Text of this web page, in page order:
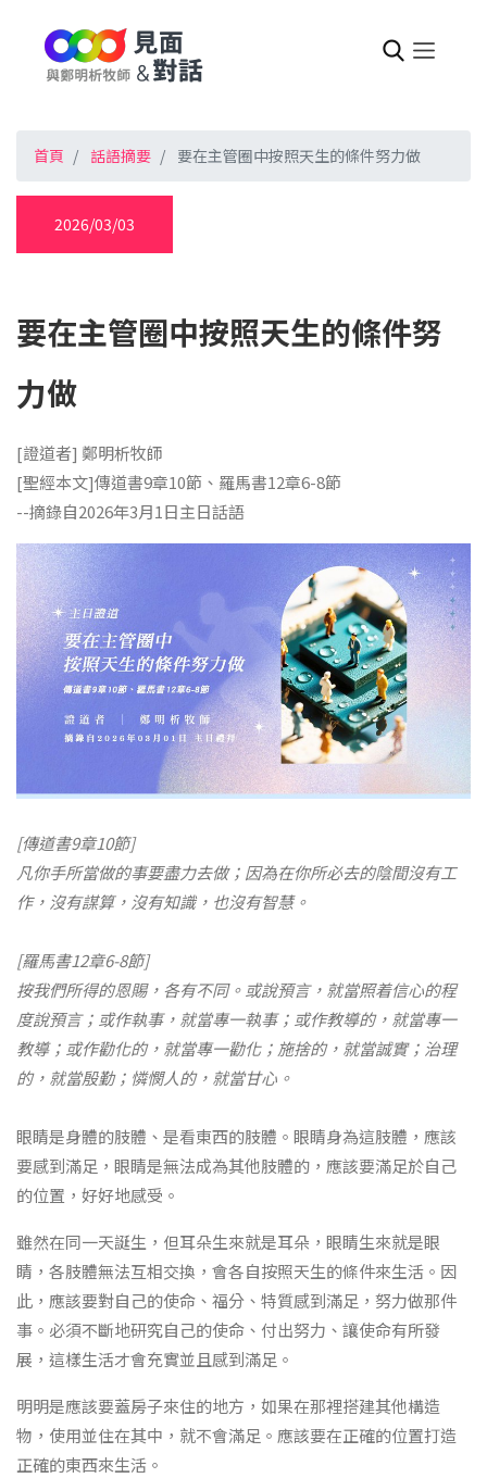
首頁 話語摘要 要在主管圈中按照天生的條件努力做
2026/03/03
要在主管圈中按照天生的條件努
力做
[證道者] 鄭明析牧師
[聖經本文]傳道書9章10節、羅馬書12章6-8節
--摘錄自2026年3月1日主日話語
[傳道書9章10節]
凡你手所當做的事要盡力去做；因為在你所必去的陰間沒有工
作，沒有謀算，沒有知識，也沒有智慧。
[羅馬書12章6-8節]
按我們所得的恩賜，各有不同。或說預言，就當照着信心的程
度說預言；或作執事，就當專一執事；或作教導的，就當專一
教導；或作勸化的，就當專一勸化；施捨的，就當誠實；治理
的，就當殷勤；憐憫人的，就當甘心。
眼睛是身體的肢體、是看東西的肢體。眼睛身為這肢體，應該
要感到滿足，眼睛是無法成為其他肢體的，應該要滿足於自己
的位置，好好地感受。
雖然在同一天誕生，但耳朵生來就是耳朵，眼睛生來就是眼
睛，各肢體無法互相交換，會各自按照天生的條件來生活。因
此，應該要對自己的使命、福分、特質感到滿足，努力做那件
事。必須不斷地研究自己的使命、付出努力、讓使命有所發
展，這樣生活才會充實並且感到滿足。
明明是應該要蓋房子來住的地方，如果在那裡搭建其他構造
物，使用並住在其中，就不會滿足。應該要在正確的位置打造
正確的東西來生活。